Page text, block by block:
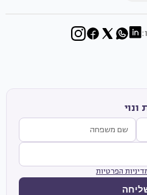
הפרטיות